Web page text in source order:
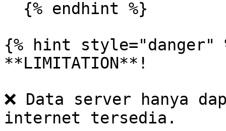
{% hint style="danger"
**LIMITATION**!
❌ Data server hanya
internet tersedia.